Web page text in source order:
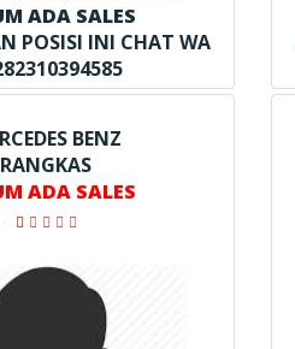
ADA SALES
POSISI INI CHAT WA
BENZ
RANGKAS
ADA SALES